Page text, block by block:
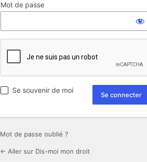
Mot de passe
Se souvenir de moi
Mot de passe oublié ?
← Aller sur Dis-moi mon droit